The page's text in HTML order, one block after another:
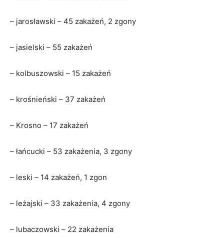
– jarosławski – 45 zakażeń, 2 zgony
– jasielski – 55 zakażeń
– kolbuszowski – 15 zakażeń
– krośnieński – 37 zakażeń
– Krosno – 17 zakażeń
– łańcucki – 53 zakażenia, 3 zgony
– leski – 14 zakażeń, 1 zgon
– leżajski – 33 zakażenia, 4 zgony
– lubaczowski – 22 zakażenia